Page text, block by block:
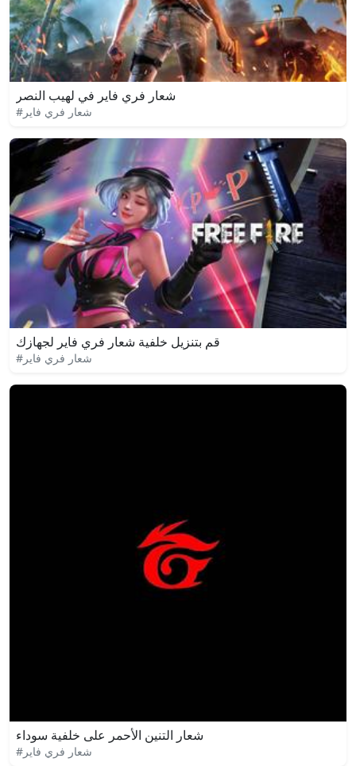
شعار فري فاير في لهيب النصر
#شعار فري فاير
قم بتنزيل خلفية شعار فري فاير لجهازك
#شعار فري فاير
شعار التنين الأحمر على خلفية سوداء
#شعار فري فاير